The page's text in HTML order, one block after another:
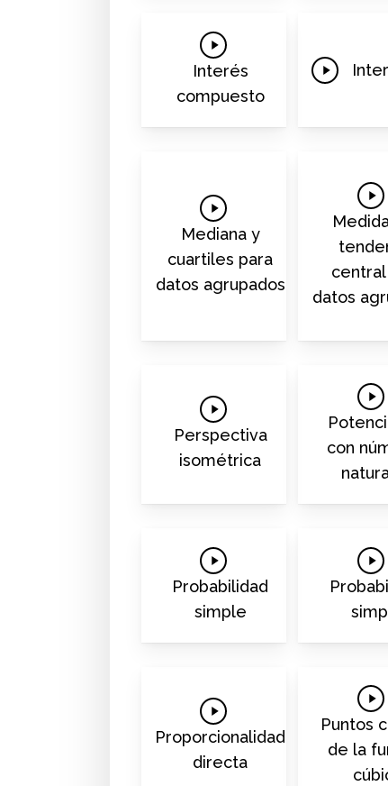
Play
Video
Interés
compuesto
Play
Play
Video
Mediana y
cuartiles para
datos agrupados
Play
datos
Play
Video
Perspectiva
isométrica
Play
con
Play
Video
Probabilidad
simple
Play
Play
Video
Proporcionalidad
directa
Play
Puntos
de la